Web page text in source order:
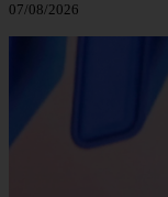
07/08/2026